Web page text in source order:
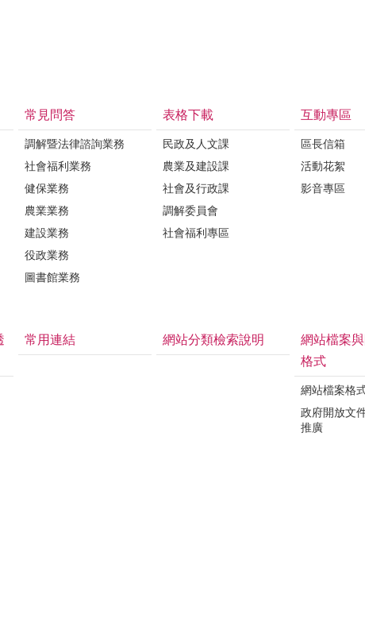
常見問答
調解暨法律諮詢業務
社會福利業務
健保業務
農業業務
建設業務
役政業務
圖書館業務
表格下載
民政及人文課
農業及建設課
社會及行政課
調解委員會
社會福利專區
互動專區
區長信箱
活動花絮
影音專區
常用連結 網站分類檢索說明
網站檔案
格式
網站檔案格
政府開放文
推廣